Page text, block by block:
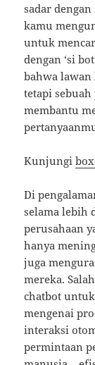
sadar
kamu
untuk
dengan ‘si
bahwa lawan
tetapi
membantu
Kunjungi
Di
selama lebih
perusahaan
hanya
juga
mereka.
chatbot
mengenai
interaksi
permintaan